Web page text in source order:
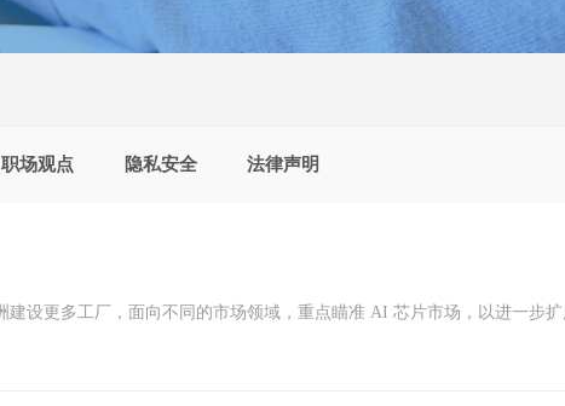
职场观点 隐私安全 法律声明
设更多工厂，面向不同的市场领域，重点瞄准 AI 芯片市场，以进一步扩